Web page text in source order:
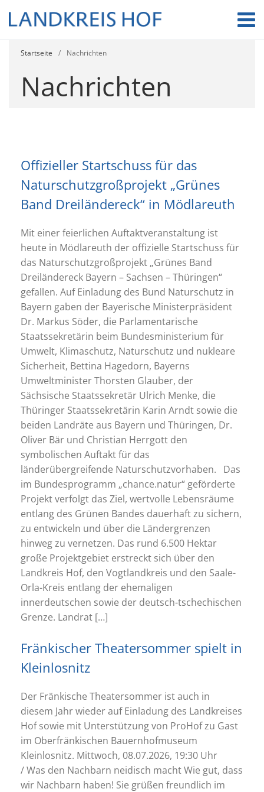
Startseite / Nachrichten
Nachrichten
Offizieller Startschuss für das
Naturschutzgroßprojekt „Grünes
Band Dreiländereck“ in Mödlareuth
Mit einer feierlichen Auftaktveranstaltung ist
heute in Mödlareuth der offizielle Startschuss für
das Naturschutzgroßprojekt „Grünes Band
Dreiländereck Bayern – Sachsen – Thüringen“
gefallen. Auf Einladung des Bund Naturschutz in
Bayern gaben der Bayerische Ministerpräsident
Dr. Markus Söder, die Parlamentarische
Staatssekretärin beim Bundesministerium für
Umwelt, Klimaschutz, Naturschutz und nukleare
Sicherheit, Bettina Hagedorn, Bayerns
Umweltminister Thorsten Glauber, der
Sächsische Staatssekretär Ulrich Menke, die
Thüringer Staatssekretärin Karin Arndt sowie die
beiden Landräte aus Bayern und Thüringen, Dr.
Oliver Bär und Christian Herrgott den
symbolischen Auftakt für das
länderübergreifende Naturschutzvorhaben. Das
im Bundesprogramm „chance.natur“ geförderte
Projekt verfolgt das Ziel, wertvolle Lebensräume
entlang des Grünen Bandes dauerhaft zu sichern,
zu entwickeln und über die Ländergrenzen
hinweg zu vernetzen. Das rund 6.500 Hektar
große Projektgebiet erstreckt sich über den
Landkreis Hof, den Vogtlandkreis und den Saale-
Orla-Kreis entlang der ehemaligen
innerdeutschen sowie der deutsch-tschechischen
Grenze. Landrat […]
Fränkischer Theatersommer spielt in
Kleinlosnitz
Der Fränkische Theatersommer ist auch in
diesem Jahr wieder auf Einladung des Landkreises
Hof sowie mit Unterstützung von ProHof zu Gast
im Oberfränkischen Bauernhofmuseum
Kleinlosnitz. Mittwoch, 08.07.2026, 19:30 Uhr
/ Was den Nachbarn neidisch macht Wie gut, dass
wir Nachbarn haben! Sie grüßen freundlich im